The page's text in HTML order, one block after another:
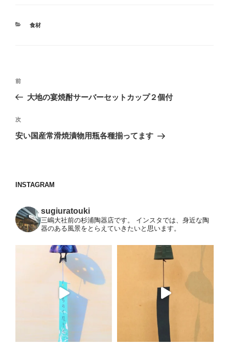
カ
食材
投
ナ
ビ
ゲ
ン
前
の
稿
前
大地の宴焼酎サーバーセットカップ２個付
次
の
次
安い国産常滑焼漬物用瓶各種揃ってます
INSTAGRAM
sugiuratouki
三嶋大社前の杉浦陶器店です。
インスタでは、身近な陶
器のある風景をとらえていきたいと思います。